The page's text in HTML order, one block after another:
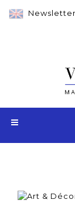
Newsletter